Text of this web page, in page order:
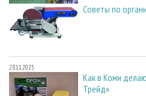
Советы по
28.11.2025
Как в Коми
Трейд»